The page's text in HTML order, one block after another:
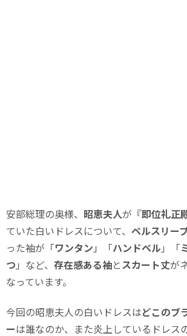
安部総理の奥様、 昭恵夫人が『即位礼正
ていた白いドレスについて、 ベルスリー
った袖が「ワンタン 」「ハンドベル 」「
つ 」など、 存在感ある袖とスカート丈が
なっています。
今回の昭恵夫人の白いドレスはどこのブ
ーは誰なのか、また炎上しているドレス